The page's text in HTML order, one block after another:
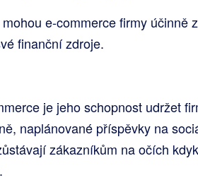
e-commerce firmy účinně
finanční zdroje.
je jeho schopnost udržet
naplánované příspěvky na
zákazníkům na očích